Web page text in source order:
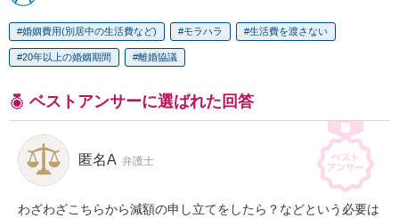
婚姻費用(別居中の生活費など) モラハラ 生活費を渡さない
20年以上の婚姻期間 離婚協議
ベストアンサーに選ばれた回答
匿名A 弁護士
わざわざこちらから減額の申し立てをしたら？などという必要は